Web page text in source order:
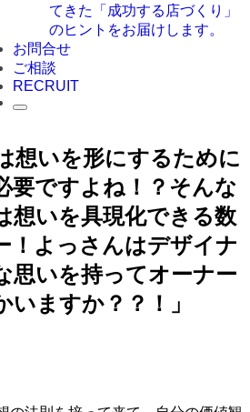
てきた「成功する店づくり」
のヒントをお届けします。
お問合せ
ご相談
RECRUIT
想いを形にするために
要ですよね！？そんな
想いを具現化できる数
！よっさんはデザイナ
思いを持ってオーナー
いますか？？！」